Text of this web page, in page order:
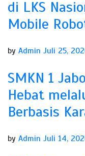
di LKS
Mobile
by Admin Juli 25,
SMKN 1
Hebat
Berbasis
by Admin Juli 14,